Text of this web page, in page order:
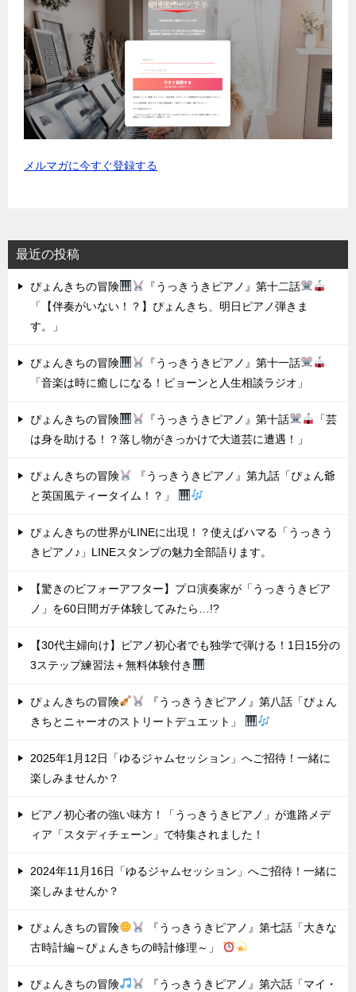
メルマガに今すぐ登録する
最近の投稿
ぴょんきちの冒険
『うっきうきピアノ』第十二話
「【伴奏がいない！？】ぴょんきち、明日ピアノ弾きま
す。」
ぴょんきちの冒険
『うっきうきピアノ』第十一話
「音楽は時に癒しになる！ピョーンと人生相談ラジオ」
ぴょんきちの冒険 『うっきうきピアノ』第十話
「芸
は身を助ける！？落し物がきっかけで大道芸に遭遇！」
ぴょんきちの冒険
『うっきうきピアノ』第九話「ぴょん爺
と英国風ティータイム！？」
ぴょんきちの世界がLINEに出現！？使えばハマる「うっきう
きピアノ♪」LINEスタンプの魅力全部語ります。
【驚きのビフォーアフター】プロ演奏家が「うっきうきピア
ノ」を60日間ガチ体験してみたら…!?
【30代主婦向け】ピアノ初心者でも独学で弾ける！1日15分の
3ステップ練習法＋無料体験付き
ぴょんきちの冒険
『うっきうきピアノ』第八話「ぴょん
きちとニャーオのストリートデュエット」
2025年1月12日「ゆるジャムセッション」へご招待！一緒に
楽しみませんか？
ピアノ初心者の強い味方！「うっきうきピアノ」が進路メデ
ィア「スタディチェーン」で特集されました！
2024年11月16日「ゆるジャムセッション」へご招待！一緒に
楽しみませんか？
ぴょんきちの冒険
『うっきうきピアノ』第七話「大きな
古時計編～ぴょんきちの時計修理～」
ぴょんきちの冒険
『うっきうきピアノ』第六話「マイ・